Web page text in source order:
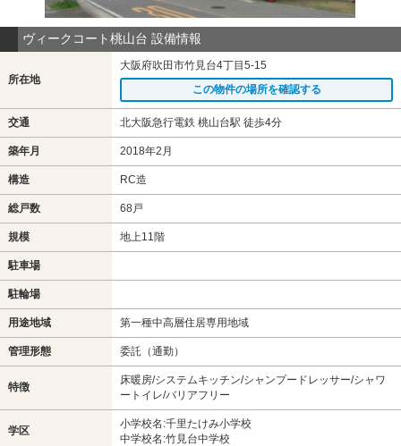
ヴィークコート桃山台 設備情報
所在地
大阪府吹田市竹見台4丁目5-15
この物件の場所を確認する
交通 北大阪急行電鉄 桃山台駅 徒歩4分
築年月 2018年2月
構造 RC造
総戸数 68戸
規模 地上11階
駐車場
駐輪場
用途地域 第一種中高層住居専用地域
管理形態 委託（通勤）
特徴
床暖房/システムキッチン/シャンプードレッサー/シャワ
ートイレ/バリアフリー
学区
小学校名:千里たけみ小学校
中学校名:竹見台中学校